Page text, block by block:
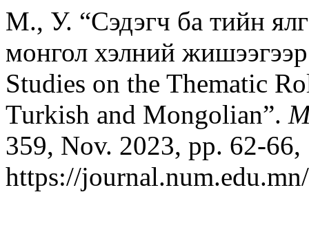
М., У. “Сэдэгч ба тийн
монгол хэлний
Studies on the Thematic
Turkish and Mongolian”.
359, Nov. 2023, pp. 62-66,
https://